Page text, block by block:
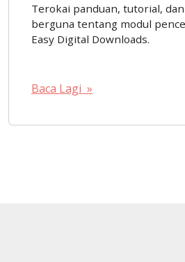
Terokai panduan, tutorial,
berguna tentang modul
Easy Digital Downloads.
Baca Lagi »